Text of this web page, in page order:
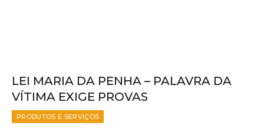
LEI MARIA DA PENHA – PALAVRA DA
VÍTIMA EXIGE PROVAS
PRODUTOS E SERVIÇOS